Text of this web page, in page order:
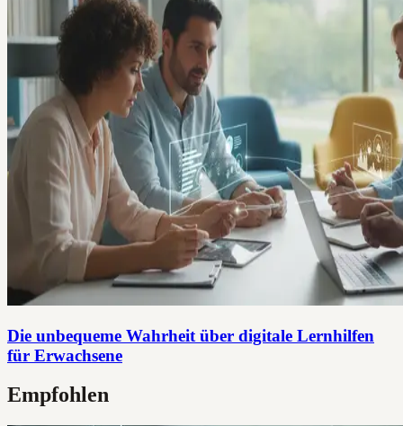
Die unbequeme Wahrheit über digitale Lernhilfen
für Erwachsene
Empfohlen